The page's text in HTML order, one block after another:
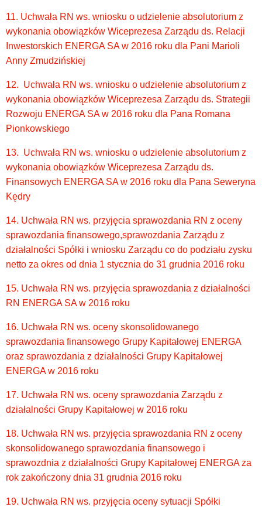
11. Uchwała RN ws. wniosku o udzielenie absolutorium z
wykonania obowiązków Wiceprezesa Zarządu ds. Relacji
Inwestorskich ENERGA SA w 2016 roku dla Pani Marioli
Anny Zmudzińskiej
12. Uchwała RN ws. wniosku o udzielenie absolutorium z
wykonania obowiązków Wiceprezesa Zarządu ds. Strategii
Rozwoju ENERGA SA w 2016 roku dla Pana Romana
Pionkowskiego
13. Uchwała RN ws. wniosku o udzielenie absolutorium z
wykonania obowiązków Wiceprezesa Zarządu ds.
Finansowych ENERGA SA w 2016 roku dla Pana Seweryna
Kędry
14. Uchwała RN ws. przyjęcia sprawozdania RN z oceny
sprawozdania finansowego,sprawozdania Zarządu z
działalności Spółki i wniosku Zarządu co do podziału zysku
netto za okres od dnia 1 stycznia do 31 grudnia 2016 roku
15. Uchwała RN ws. przyjęcia sprawozdania z działalności
RN ENERGA SA w 2016 roku
16. Uchwała RN ws. oceny skonsolidowanego
sprawozdania finansowego Grupy Kapitałowej ENERGA
oraz sprawozdania z działalności Grupy Kapitałowej
ENERGA w 2016 roku
17. Uchwała RN ws. oceny sprawozdania Zarządu z
działalności Grupy Kapitałowej w 2016 roku
18. Uchwała RN ws. przyjęcia sprawozdania RN z oceny
skonsolidowanego sprawozdania finansowego i
sprawozdnia z działalności Grupy Kapitałowej ENERGA za
rok zakończony dnia 31 grudnia 2016 roku
19. Uchwała RN ws. przyjęcia oceny sytuacji Spółki